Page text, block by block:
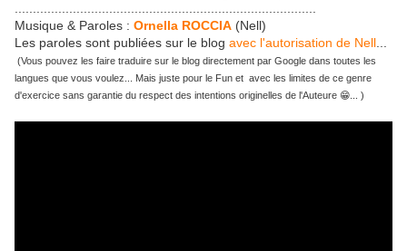
Musique & Paroles : Ornella ROCCIA (Nell)
Les paroles sont publiées sur le blog avec l'autorisation de Nell
(Vous pouvez les faire traduire sur le blog directement par Google dans toutes les
langues que vous voulez... Mais juste pour le Fun et avec les limites de ce genre
d'exercice sans garantie du respect des intentions originelles de l'Auteure 😁... )